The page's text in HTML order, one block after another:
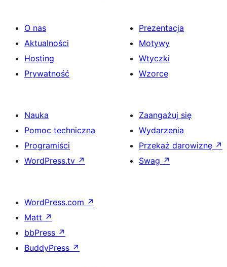
O nas
Aktualności
Hosting
Prywatność
Prezentacja
Motywy
Wtyczki
Wzorce
Nauka
Pomoc techniczna
Programiści
WordPress.tv ↗
Zaangażuj się
Wydarzenia
Przekaż darowiznę ↗
Swag ↗
WordPress.com ↗
Matt ↗
bbPress ↗
BuddyPress ↗